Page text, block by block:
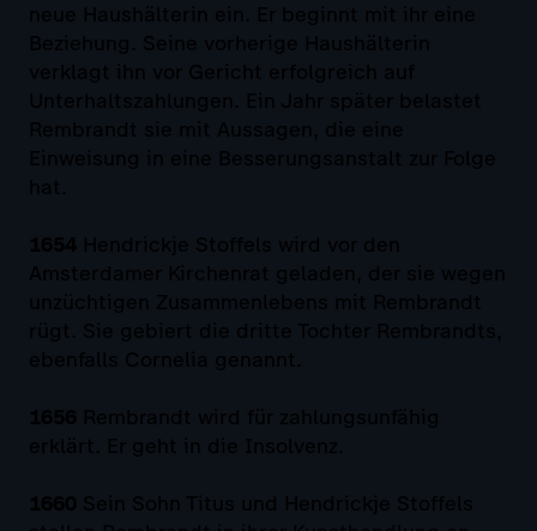
neue Haushälterin ein. Er beginnt mit ihr eine
Beziehung. Seine vorherige Haushälterin
verklagt ihn vor Gericht erfolgreich auf
Unterhaltszahlungen. Ein Jahr später belastet
Rembrandt sie mit Aussagen, die eine
Einweisung in eine Besserungsanstalt zur Folge
hat.
1654 Hendrickje Stoffels wird vor den
Amsterdamer Kirchenrat geladen, der sie wegen
unzüchtigen Zusammenlebens mit Rembrandt
rügt. Sie gebiert die dritte Tochter Rembrandts,
ebenfalls Cornelia genannt.
1656 Rembrandt wird für zahlungsunfähig
erklärt. Er geht in die Insolvenz.
1660 Sein Sohn Titus und Hendrickje Stoffels